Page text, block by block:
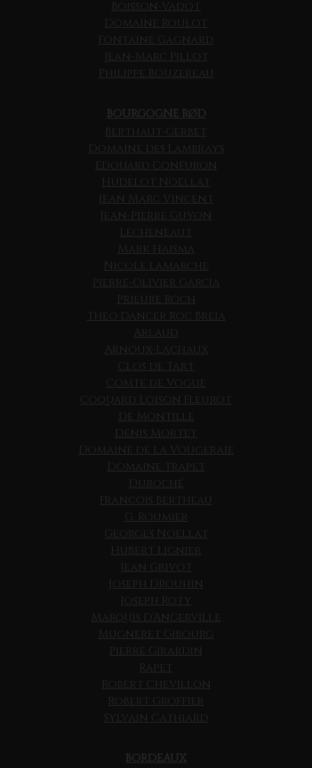
Boisson-Vadot
Domaine Roulot
Fontaine Gagnard
Jean-Marc Pillot
Philippe Bouzereau
BOURGOGNE RØD
Berthaut-Gerbet
Domaine des Lambrays
Edouard Confuron
Hudelot Noëllat
Jean Marc Vincent
Jean-Pierre Guyon
Lecheneaut
Mark Haisma
Nicole Lamarche
Pierre-Olivier Garcia
Prieure Roch
Theo Dancer Roc Breia
Arlaud
Arnoux-Lachaux
Clos de Tart
Comte de Vogue
Coquard Loison Fleurot
De Montille
Denis Mortet
Domaine de la Vougeraie
Domaine Trapet
Duroché
Francois Bertheau
G. Roumier
Georges Noellat
Hubert Lignier
Jean Grivot
Joseph Drouhin
Joseph Roty
Marquis D'Angerville
Mugneret Gibourg
Pierre Girardin
Rapet
Robert Chevillon
Robert Groffier
Sylvain Cathiard
BORDEAUX